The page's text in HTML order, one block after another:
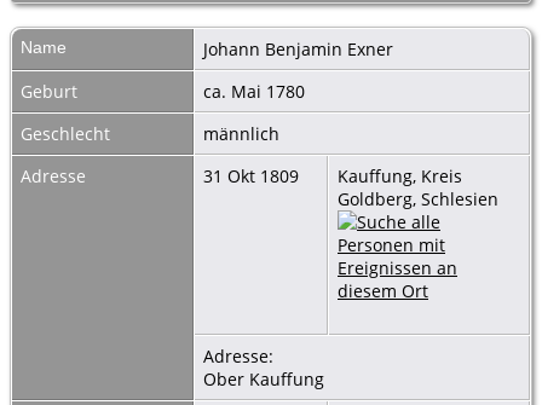
Name Johann Benjamin Exner
Geburt
ca. Mai 1780
Geschlecht
männlich
Adresse
31 Okt 1809
Kauffung, Kreis
Goldberg, Schlesien
Adresse:
Ober Kauffung